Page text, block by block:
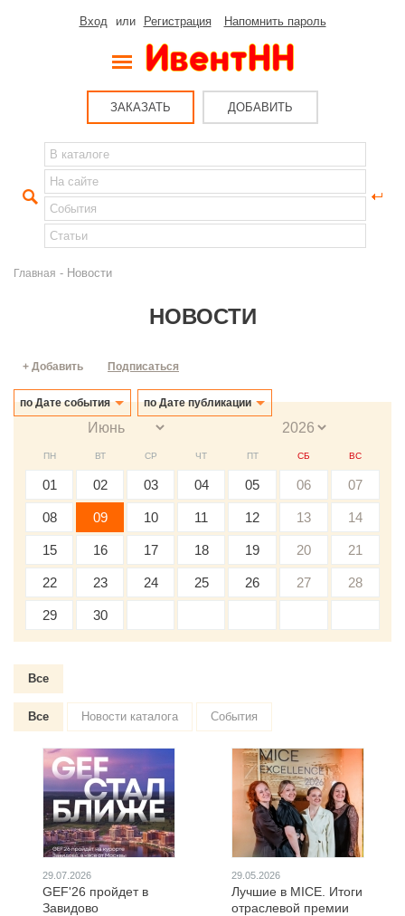
Вход или Регистрация Напомнить пароль
ЗАКАЗАТЬ ДОБАВИТЬ
Главная - Новости
НОВОСТИ
по Дате события по Дате публикации
+ Добавить Подписаться
ПН ВТ СР ЧТ ПТ СБ ВС
01 02 03 04 05 06 07
08 09 10 11 12 13 14
15 16 17 18 19 20 21
22 23 24 25 26 27 28
29 30
Все
Все Новости каталога События
29.07.2026
GEF'26 пройдет в
Завидово
29.05.2026
Лучшие в MICE. Итоги
отраслевой премии